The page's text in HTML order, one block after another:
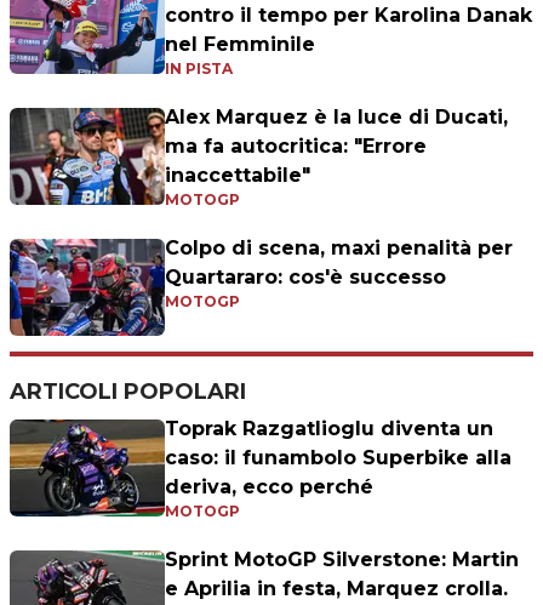
contro il tempo per Karolina Danak
nel Femminile
IN PISTA
Alex Marquez è la luce di Ducati,
ma fa autocritica: "Errore
inaccettabile"
MOTOGP
Colpo di scena, maxi penalità per
Quartararo: cos'è successo
MOTOGP
ARTICOLI POPOLARI
Toprak Razgatlioglu diventa un
caso: il funambolo Superbike alla
deriva, ecco perché
MOTOGP
Sprint MotoGP Silverstone: Martin
e Aprilia in festa, Marquez crolla.